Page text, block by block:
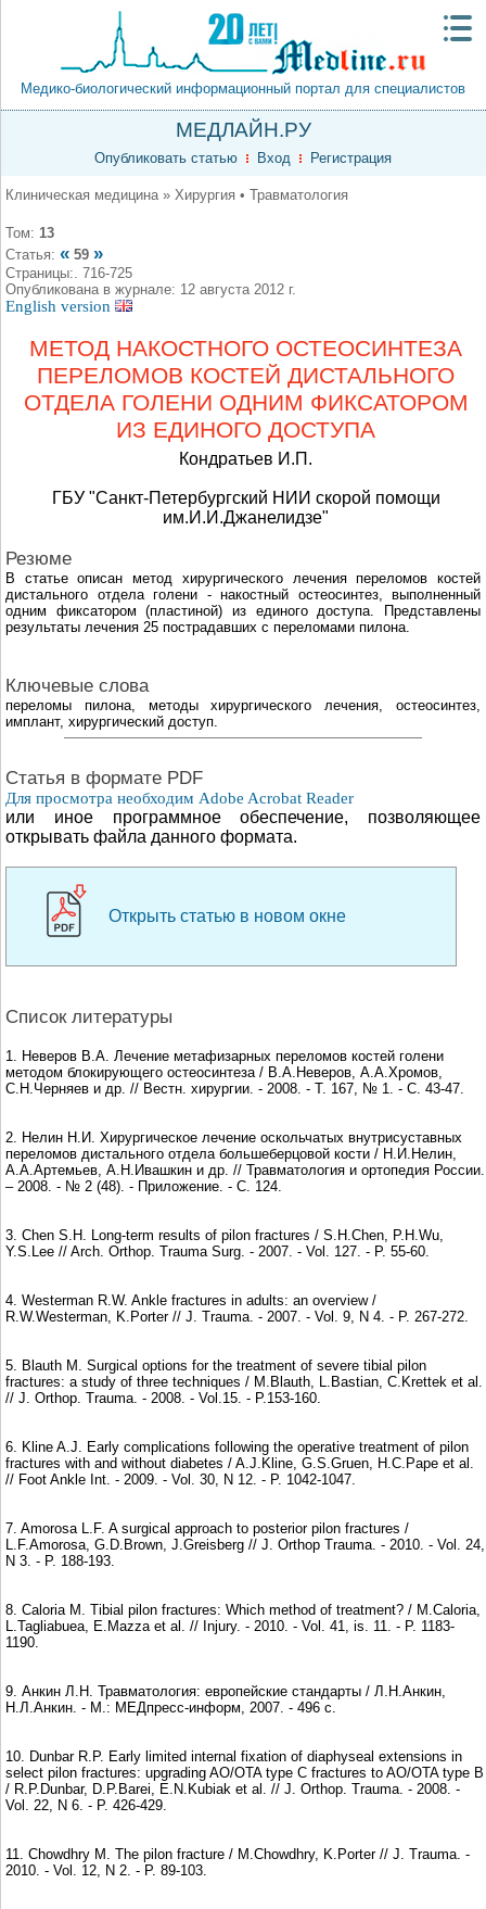
Медико-биологический информационный портал для специалистов
МЕДЛАЙН.РУ
Опубликовать статью Вход Регистрация
Клиническая медицина » Хирургия • Травматология
Том: 13
Статья: « 59 »
Страницы:. 716-725
Опубликована в журнале: 12 августа 2012 г.
English version
МЕТОД НАКОСТНОГО ОСТЕОСИНТЕЗА
ПЕРЕЛОМОВ КОСТЕЙ ДИСТАЛЬНОГО
ОТДЕЛА ГОЛЕНИ ОДНИМ ФИКСАТОРОМ
ИЗ ЕДИНОГО ДОСТУПА
Кондратьев И.П.
ГБУ "Санкт-Петербургский НИИ скорой помощи
им.И.И.Джанелидзе"
Резюме
В статье описан метод хирургического лечения переломов костей
дистального отдела голени - накостный остеосинтез, выполненный
одним фиксатором (пластиной) из единого доступа. Представлены
результаты лечения 25 пострадавших с переломами пилона.
Ключевые слова
переломы пилона, методы хирургического лечения, остеосинтез,
имплант, хирургический доступ.
Cтатья в формате PDF
Для просмотра необходим Adobe Acrobat Reader
или иное программное обеспечение, позволяющее
открывать файла данного формата.
Открыть статью в новом окне
Список литературы
1. Неверов В.А. Лечение метафизарных переломов костей голени
методом блокирующего остеосинтеза / В.А.Неверов, А.А.Хромов,
С.Н.Черняев и др. // Вестн. хирургии. - 2008. - Т. 167, № 1. - С. 43-47.
2. Нелин Н.И. Хирургическое лечение оскольчатых внутрисуставных
переломов дистального отдела большеберцовой кости / Н.И.Нелин,
А.А.Артемьев, А.Н.Ивашкин и др. // Травматология и ортопедия России.
– 2008. - № 2 (48). - Приложение. - С. 124.
3. Chen S.H. Long-term results of pilon fractures / S.H.Chen, P.H.Wu,
Y.S.Lee // Arch. Orthop. Trauma Surg. - 2007. - Vol. 127. - P. 55-60.
4. Westerman R.W. Ankle fractures in adults: an overview /
R.W.Westerman, K.Porter // J. Trauma. - 2007. - Vol. 9, N 4. - P. 267-272.
5. Blauth M. Surgical options for the treatment of severe tibial pilon
fractures: a study of three techniques / M.Blauth, L.Bastian, C.Krettek et al.
// J. Orthop. Trauma. - 2008. - Vol.15. - P.153-160.
6. Kline A.J. Early complications following the operative treatment of pilon
fractures with and without diabetes / A.J.Kline, G.S.Gruen, H.C.Pape et al.
// Foot Ankle Int. - 2009. - Vol. 30, N 12. - P. 1042-1047.
7. Amorosa L.F. A surgical approach to posterior pilon fractures /
L.F.Amorosa, G.D.Brown, J.Greisberg // J. Orthop Trauma. - 2010. - Vol. 24,
N 3. - P. 188-193.
8. Caloria M. Tibial pilon fractures: Which method of treatment? / M.Caloria,
L.Tagliabuea, E.Mazza et al. // Injury. - 2010. - Vol. 41, is. 11. - P. 1183-
1190.
9. Анкин Л.Н. Травматология: европейские стандарты / Л.Н.Анкин,
Н.Л.Анкин. - М.: МЕДпресс-информ, 2007. - 496 с.
10. Dunbar R.P. Early limited internal fixation of diaphyseal extensions in
select pilon fractures: upgrading AO/OTA type C fractures to AO/OTA type B
/ R.P.Dunbar, D.P.Barei, E.N.Kubiak et al. // J. Orthop. Trauma. - 2008. -
Vol. 22, N 6. - P. 426-429.
11. Chowdhry M. The pilon fracture / M.Chowdhry, K.Porter // J. Trauma. -
2010. - Vol. 12, N 2. - P. 89-103.